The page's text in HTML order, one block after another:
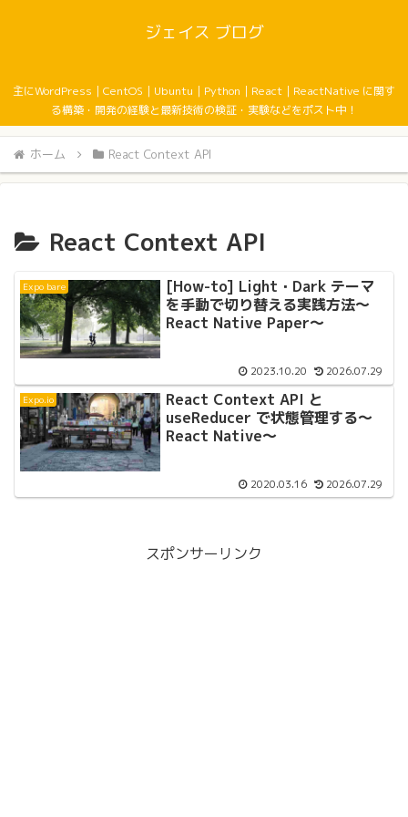
ジェイス ブログ
主にWordPress｜CentOS｜Ubuntu｜Python｜React｜ReactNative に関す
る構築・開発の経験と最新技術の検証・実験などをポスト中！
ホーム React Context API
React Context API
Expo bare
[How-to] Light・Dark テーマ
を手動で切り替える実践方法〜
React Native Paper〜
2023.10.20 2026.07.29
Expo.io
React Context API と
useReducer で状態管理する〜
React Native〜
2020.03.16 2026.07.29
スポンサーリンク